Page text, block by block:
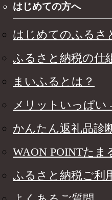
はじめての方へ
はじめてのふるさ
ふるさと納税の仕
まいふるとは？
メリットいっぱい
かんたん返礼品診
WAON POINTたま
ふるさと納税ご利